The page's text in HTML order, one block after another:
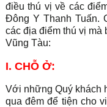
điều thú vị về các
Đông Y Thanh Tuấn.
các địa điểm thú vị mà
Vũng Tàu:
I. CHỖ Ở:
Với những Quý khách
qua đêm để tiện cho